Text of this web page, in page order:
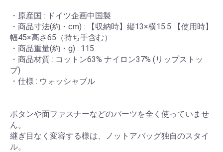
・原産国 : ドイツ企画中国製
・商品寸法(約・cm) : 【収納時】縦13×横15.5 【使用時】
幅45×高さ65（持ち手含む）
・商品重量(約・g) : 115
・商品材質 : コットン63% ナイロン37% (リップストッ
プ)
・仕様 : ウォッシャブル
ボタンや面ファスナーなどのパーツを全く使っていませ
ん。
継ぎ目なく変容する様は、ノットアバッグ独自のスタイ
ル。